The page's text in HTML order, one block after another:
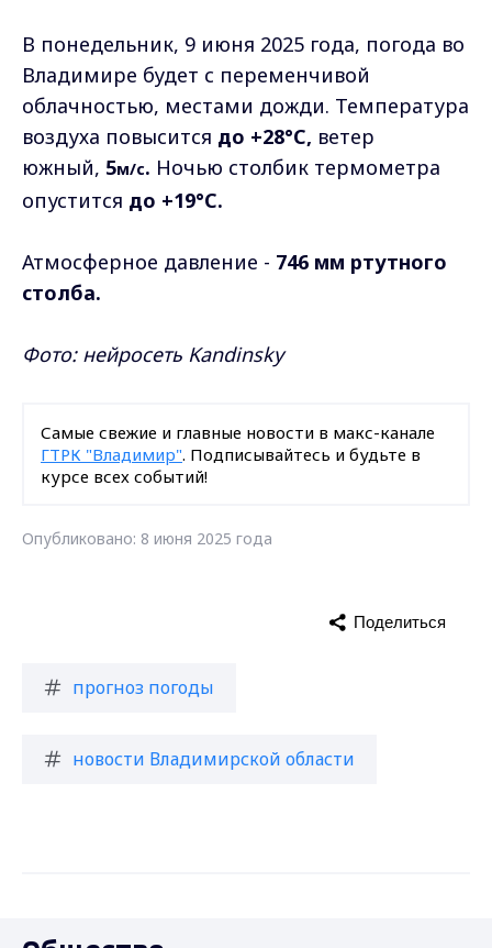
В понедельник, 9 июня 2025 года, погода во
Владимире будет с переменчивой
облачностью, местами дожди. Температура
воздуха повысится до +28°C, ветер
южный, 5м/с. Ночью столбик термометра
опустится до +19°C.
Атмосферное давление - 746 мм ртутного
столба.
Фото: нейросеть Kandinsky
Самые свежие и главные новости в макс-канале
ГТРК "Владимир". Подписывайтесь и будьте в
курсе всех событий!
Опубликовано: 8 июня 2025 года
прогноз погоды
новости Владимирской области
Поделиться